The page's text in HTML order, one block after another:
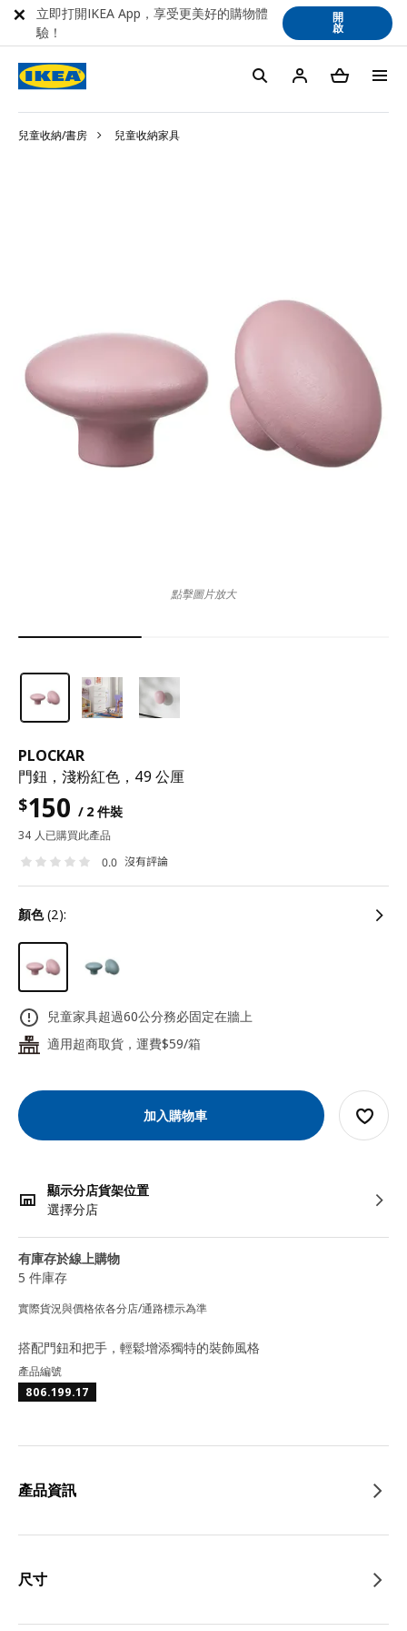
兒童收納/書房 兒童收納家具
PLOCKAR
門鈕，淺粉紅色，49 公厘
$150 / 2 件裝
34 人已購買此產品
0.0 沒有評論
顏色(2):
兒童家具超過60公分務必固定在牆上
24 適用超商取貨，運費$59/箱
加入購物車
顯示分店貨架位置
選擇分店
有庫存於線上購物
5 件庫存
實際貨況與價格依各分店/通路標示為準
點擊圖片放大
搭配門鈕和把手，輕鬆增添獨特的裝飾風格
產品編號
806.199.17
產品資訊
尺寸
立即打開IKEA App，享受更美好的購物體
驗！
開
啟